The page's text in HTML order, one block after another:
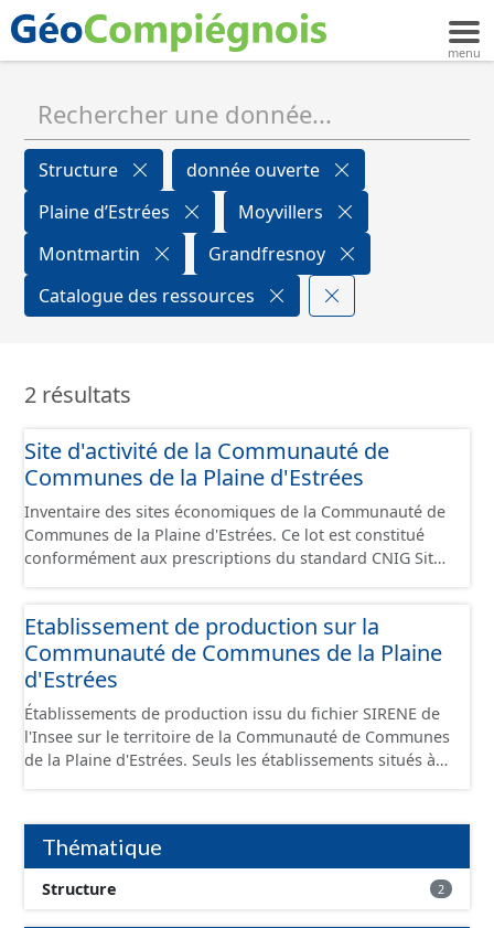
Structure
donnée ouverte
Plaine d’Estrées
Moyvillers
Montmartin
Grandfresnoy
Catalogue des ressources
2 résultats
Site d'activité de la Communauté de
Communes de la Plaine d'Estrées
Inventaire des sites économiques de la Communauté de
Communes de la Plaine d'Estrées. Ce lot est constitué
conformément aux prescriptions du standard CNIG Sites
Etablissement de production sur la
Communauté de Communes de la Plaine
d'Estrées
Établissements de production issu du fichier SIRENE de
l'Insee sur le territoire de la Communauté de Communes
de la Plaine d'Estrées. Seuls les établissements situés à
conformément aux prescriptions du standard CNIG Sites
Économiques. Ce lot ne contient pas la référence aux
terrains à vocation économique à ce jour. Il est filtré au-
delà des prescriptions du CNIG se limitant aux SCI.
Thématique
Structure 2